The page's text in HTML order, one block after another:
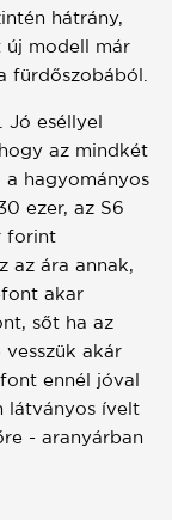
hátrány,
új modell már
fürdőszobából.
Jó eséllyel
az mindkét
a hagyományos
ezer, az S6
forint
az ára annak,
akar
sőt ha az
akár
ennél jóval
látványos ívelt
- aranyárban